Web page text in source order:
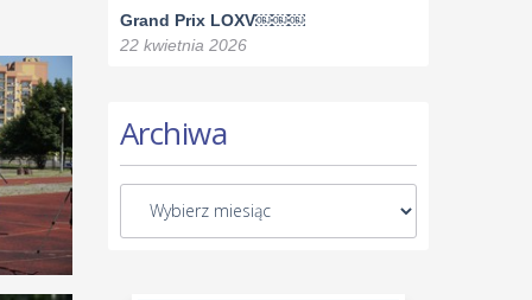
Grand Prix LOXV￼￼￼
22 kwietnia 2026
Archiwa